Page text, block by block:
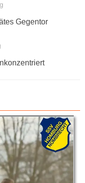
Gegentor